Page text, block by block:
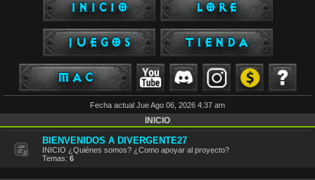
Fecha actual Jue Ago 06, 2026 4:37 am
INICIO
BIENVENIDOS A DIVERGENTE27
INICIO ¿Quiénes somos? ¿Como apoyar al proyecto?
Temas: 6